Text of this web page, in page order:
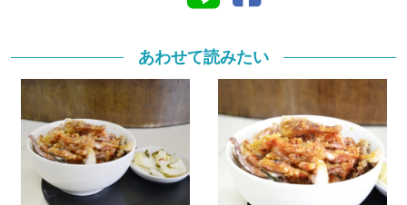
あわせて読みたい